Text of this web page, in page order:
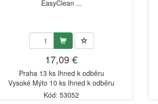
EasyClean ...
17,09 €
Praha 13 ks Ihned k odběru
Vysoké Mýto 10 ks Ihned k odběru
Kód: 53052